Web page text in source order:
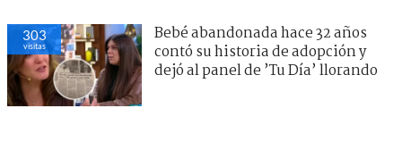
303
visitas
Bebé abandonada hace 32 años
contó su historia de adopción y
dejó al panel de ’Tu Día’ llorando